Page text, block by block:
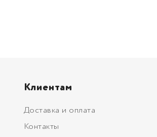
Клиентам
Доставка и оплата
Контакты